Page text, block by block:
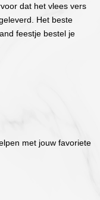
dat het vlees vers
Het beste
feestje bestel je
met jouw favoriete